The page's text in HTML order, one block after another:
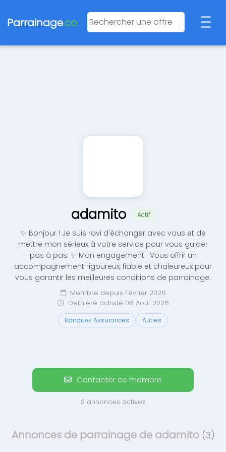
Parrainage.co
adamito Actif
✨ Bonjour ! Je suis ravi d'échanger avec vous et de
mettre mon sérieux à votre service pour vous guider
pas à pas. ✨ Mon engagement : Vous offrir un
accompagnement rigoureux, fiable et chaleureux pour
vous garantir les meilleures conditions de parrainage.
Membre depuis Février 2026
Dernière activité 06 Août 2026
Banques Assurances Autres
Contacter ce membre
3 annonces actives
Annonces de parrainage de adamito (3)